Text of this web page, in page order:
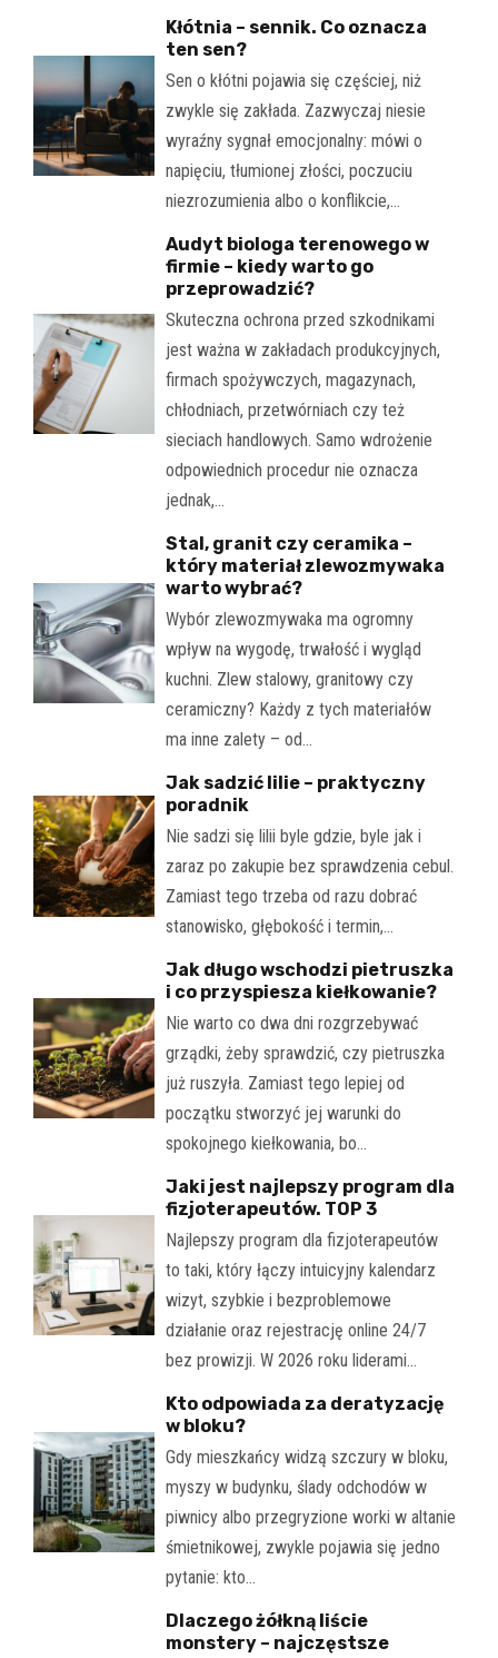
Kłótnia – sennik. Co oznacza
ten sen?
Sen o kłótni pojawia się częściej, niż
zwykle się zakłada. Zazwyczaj niesie
wyraźny sygnał emocjonalny: mówi o
napięciu, tłumionej złości, poczuciu
niezrozumienia albo o konflikcie,…
Audyt biologa terenowego w
firmie – kiedy warto go
przeprowadzić?
Skuteczna ochrona przed szkodnikami
jest ważna w zakładach produkcyjnych,
firmach spożywczych, magazynach,
chłodniach, przetwórniach czy też
sieciach handlowych. Samo wdrożenie
odpowiednich procedur nie oznacza
jednak,…
Stal, granit czy ceramika –
który materiał zlewozmywaka
warto wybrać?
Wybór zlewozmywaka ma ogromny
wpływ na wygodę, trwałość i wygląd
kuchni. Zlew stalowy, granitowy czy
ceramiczny? Każdy z tych materiałów
ma inne zalety – od…
Jak sadzić lilie – praktyczny
poradnik
Nie sadzi się lilii byle gdzie, byle jak i
zaraz po zakupie bez sprawdzenia cebul.
Zamiast tego trzeba od razu dobrać
stanowisko, głębokość i termin,…
Jak długo wschodzi pietruszka
i co przyspiesza kiełkowanie?
Nie warto co dwa dni rozgrzebywać
grządki, żeby sprawdzić, czy pietruszka
już ruszyła. Zamiast tego lepiej od
początku stworzyć jej warunki do
spokojnego kiełkowania, bo…
Jaki jest najlepszy program dla
fizjoterapeutów. TOP 3
Najlepszy program dla fizjoterapeutów
to taki, który łączy intuicyjny kalendarz
wizyt, szybkie i bezproblemowe
działanie oraz rejestrację online 24/7
bez prowizji. W 2026 roku liderami…
Kto odpowiada za deratyzację
w bloku?
Gdy mieszkańcy widzą szczury w bloku,
myszy w budynku, ślady odchodów w
piwnicy albo przegryzione worki w altanie
śmietnikowej, zwykle pojawia się jedno
pytanie: kto…
Dlaczego żółkną liście
monstery – najczęstsze